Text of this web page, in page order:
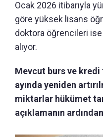
Ocak 2026 itibarıyla
göre yüksek lisans
doktora öğrencileri
alıyor.
Mevcut burs ve kredi
ayında yeniden
miktarlar hükümet
açıklamanın